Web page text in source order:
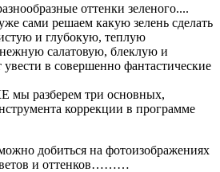
оттенки зеленого....
сами решаем какую зелень сделать
и глубокую, теплую
салатовую, блеклую и
в совершенно фантастические
разберем три основных,
коррекции в программе
добиться на фотоизображениях
и оттенков………